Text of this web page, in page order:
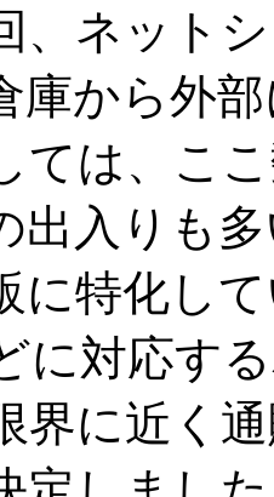
、ネット
庫から外
ては、こ
出入りも
に特化し
に対応す
界に近く